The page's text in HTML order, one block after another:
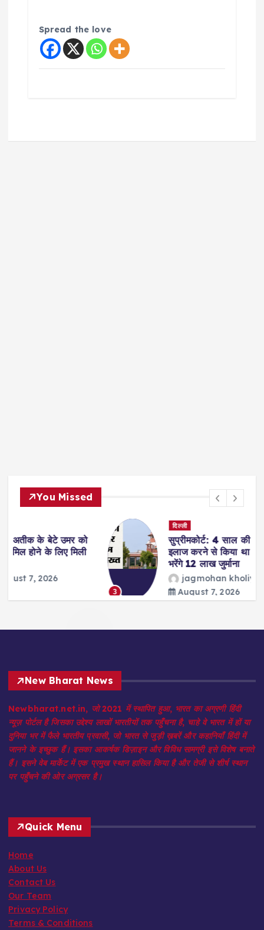
Spread the love
You Missed
सुप्रीमकोर्ट: 4 साल की दुष्कर्म पीड़िता का
इलाज करने से किया था इनकार, अब अस्पताल
भरेंगे 12 लाख जुर्माना
jagmohan kholiya
August 7, 2026
New Bharat News
Newbharat.net.in, जो 2021 में स्थापित हुआ, भारत का अग्रणी हिंदी
न्यूज़ पोर्टल है जिसका उद्देश्य लाखों भारतीयों तक पहुँचना है, चाहे वे भारत में हों या
दुनिया भर में फैले भारतीय प्रवासी, जो भारत से जुड़ी ख़बरें और कहानियाँ हिंदी में
जानने के इच्छुक हैं। इसका आकर्षक डिज़ाइन और विविध सामग्री इसे विशेष बनाते
हैं। इसने वेब मार्केट में एक प्रमुख स्थान हासिल किया है और तेजी से शीर्ष स्थान
Quick Menu
Home
About Us
Contact Us
Our Team
Privacy Policy